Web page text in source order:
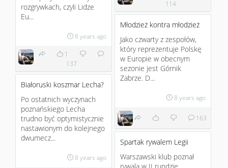
114
rozgrywkach, czyli Lidze
Eu...
8 years ago
1
137
Młodzież kontra młodzież
Jako czwarty z zespołów,
który reprezentuje Polskę
w Europie w obecnym
sezonie jest Górnik
Zabrze. D...
8 years ago
163
Białoruski koszmar Lecha?
Po ostatnich wyczynach
poznańskiego Lecha
trudno być optymistycznie
nastawionym do kolejnego
dwumecz...
8 years ago
Spartak rywalem Legii
Warszawski klub poznał